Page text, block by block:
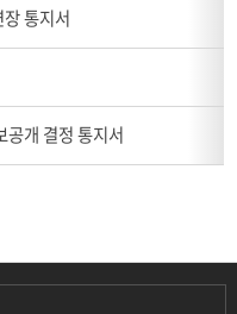
통지서
개 결정 통지서